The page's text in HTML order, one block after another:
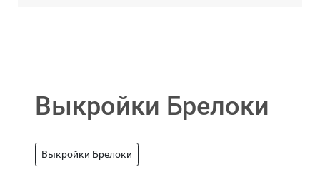
Выкройки Брелоки
Выкройки Брелоки